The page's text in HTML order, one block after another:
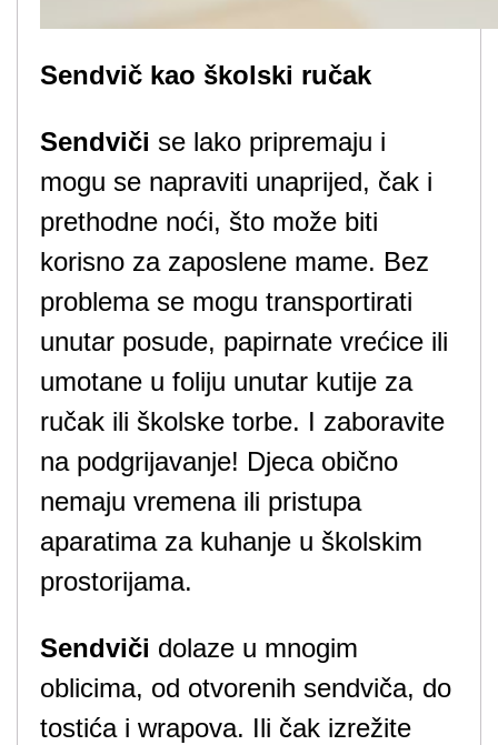
Sendvič kao školski ručak
Sendviči se lako pripremaju i
mogu se napraviti unaprijed, čak i
prethodne noći, što može biti
korisno za zaposlene mame. Bez
problema se mogu transportirati
unutar posude, papirnate vrećice ili
umotane u foliju unutar kutije za
ručak ili školske torbe. I zaboravite
na podgrijavanje! Djeca obično
nemaju vremena ili pristupa
aparatima za kuhanje u školskim
prostorijama.
Sendviči dolaze u mnogim
oblicima, od otvorenih sendviča, do
tostića i wrapova. Ili čak izrežite